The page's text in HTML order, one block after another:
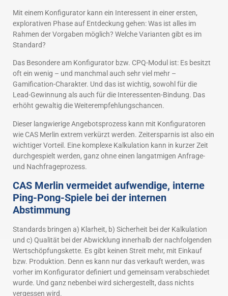
Mit einem Konfigurator kann ein Interessent in einer ersten,
explorativen Phase auf Entdeckung gehen: Was ist alles im
Rahmen der Vorgaben möglich? Welche Varianten gibt es im
Standard?
Das Besondere am Konfigurator bzw. CPQ-Modul ist: Es besitzt
oft ein wenig – und manchmal auch sehr viel mehr –
Gamification-Charakter. Und das ist wichtig, sowohl für die
Lead-Gewinnung als auch für die Interessenten-Bindung. Das
erhöht gewaltig die Weiterempfehlungschancen.
Dieser langwierige Angebotsprozess kann mit Konfiguratoren
wie CAS Merlin extrem verkürzt werden. Zeitersparnis ist also ein
wichtiger Vorteil. Eine komplexe Kalkulation kann in kurzer Zeit
durchgespielt werden, ganz ohne einen langatmigen Anfrage-
und Nachfrageprozess.
CAS Merlin vermeidet aufwendige, interne
Ping-Pong-Spiele bei der internen
Abstimmung
Standards bringen a) Klarheit, b) Sicherheit bei der Kalkulation
und c) Qualität bei der Abwicklung innerhalb der nachfolgenden
Wertschöpfungskette. Es gibt keinen Streit mehr, mit Einkauf
bzw. Produktion. Denn es kann nur das verkauft werden, was
vorher im Konfigurator definiert und gemeinsam verabschiedet
wurde. Und ganz nebenbei wird sichergestellt, dass nichts
vergessen wird.